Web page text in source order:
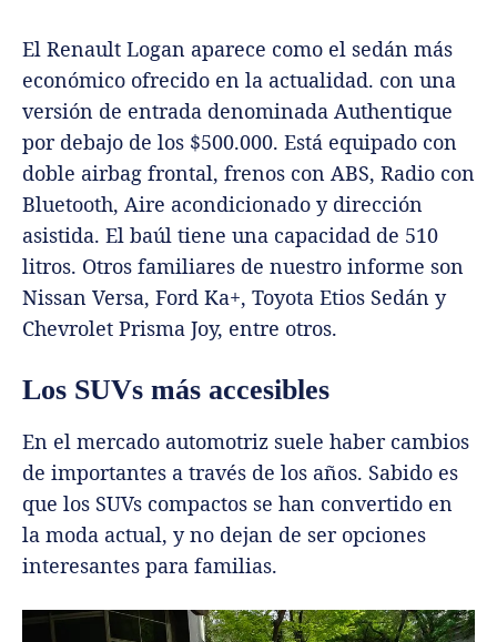
El Renault Logan aparece como el sedán más
económico ofrecido en la actualidad. con una
versión de entrada denominada Authentique
por debajo de los $500.000. Está equipado con
doble airbag frontal, frenos con ABS, Radio con
Bluetooth, Aire acondicionado y dirección
asistida. El baúl tiene una capacidad de 510
litros. Otros familiares de nuestro informe son
Nissan Versa, Ford Ka+, Toyota Etios Sedán y
Chevrolet Prisma Joy, entre otros.
Los SUVs más accesibles
En el mercado automotriz suele haber cambios
de importantes a través de los años. Sabido es
que los SUVs compactos se han convertido en
la moda actual, y no dejan de ser opciones
interesantes para familias.